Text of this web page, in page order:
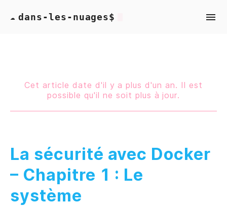
☁ dans-les-nuages$
Cet article date d'il y a plus d'un an. Il est
possible qu'il ne soit plus à jour.
La sécurité avec Docker
– Chapitre 1 : Le
système